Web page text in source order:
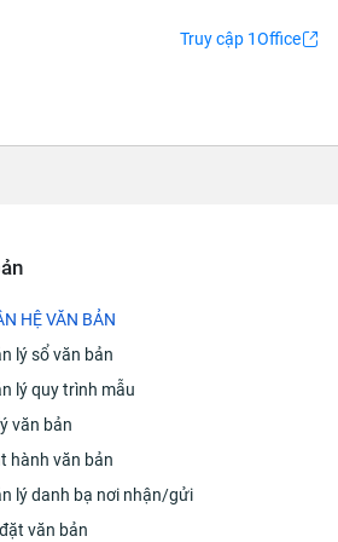
Truy cập 1Office
HỆ VĂN BẢN
lý sổ văn bản
lý quy trình mẫu
văn bản
hành văn bản
lý danh bạ nơi nhận/gửi
văn bản